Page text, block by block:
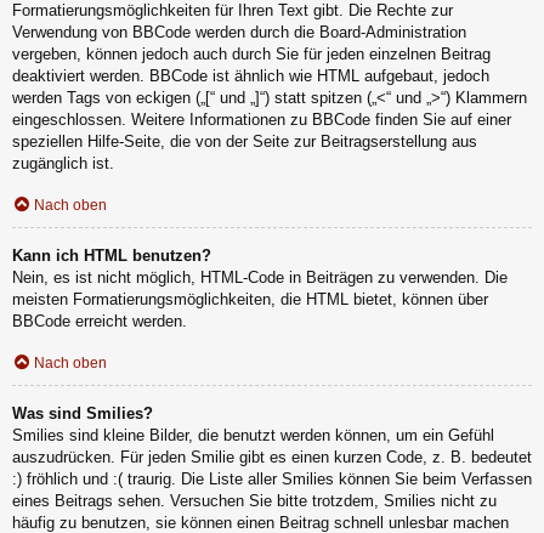
Formatierungsmöglichkeiten für Ihren Text gibt. Die Rechte zur
Verwendung von BBCode werden durch die Board-Administration
vergeben, können jedoch auch durch Sie für jeden einzelnen Beitrag
deaktiviert werden. BBCode ist ähnlich wie HTML aufgebaut, jedoch
werden Tags von eckigen („[“ und „]“) statt spitzen („<“ und „>“) Klammern
eingeschlossen. Weitere Informationen zu BBCode finden Sie auf einer
speziellen Hilfe-Seite, die von der Seite zur Beitragserstellung aus
zugänglich ist.
Nach oben
Kann ich HTML benutzen?
Nein, es ist nicht möglich, HTML-Code in Beiträgen zu verwenden. Die
meisten Formatierungsmöglichkeiten, die HTML bietet, können über
BBCode erreicht werden.
Nach oben
Was sind Smilies?
Smilies sind kleine Bilder, die benutzt werden können, um ein Gefühl
auszudrücken. Für jeden Smilie gibt es einen kurzen Code, z. B. bedeutet
:) fröhlich und :( traurig. Die Liste aller Smilies können Sie beim Verfassen
eines Beitrags sehen. Versuchen Sie bitte trotzdem, Smilies nicht zu
häufig zu benutzen, sie können einen Beitrag schnell unlesbar machen